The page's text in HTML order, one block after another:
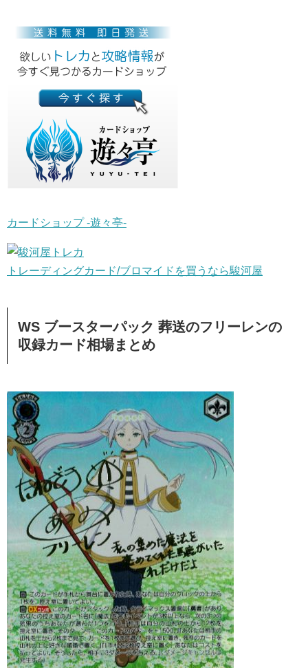
カードショップ -遊々亭-
トレーディングカード/ブロマイドを買うなら駿河屋
WS ブースターパック 葬送のフリーレンの
収録カード相場まとめ